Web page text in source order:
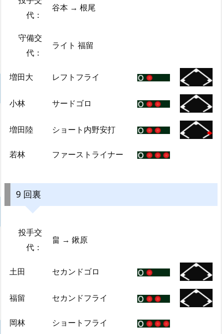
代：
谷本 → 根尾
守備交
代：
ライト 福留
増田大 レフトフライ
小林 サードゴロ
増田陸 ショート内野安打
若林 ファーストライナー
9 回裏
投手交
代：
畠 → 鍬原
土田 セカンドゴロ
福留 セカンドフライ
岡林 ショートフライ